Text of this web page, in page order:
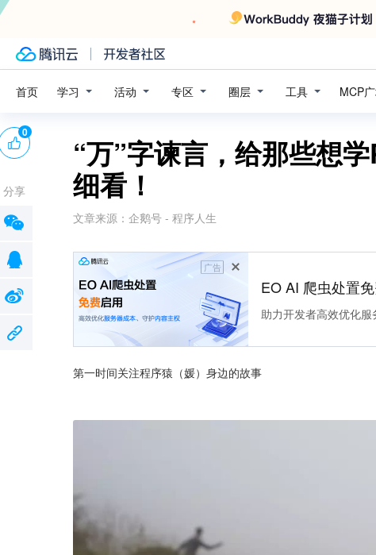
首页 学习 活动 专区 圈层 工具 MCP
“万”字谏言，给那些想
细看！
文章来源： 企鹅号 - 程序人生
广告
EO AI 爬虫处置
助力开发者高效优化
第一时间关注程序猿（媛）身边的故事
0
分享